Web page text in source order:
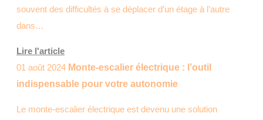
souvent des difficultés à se déplacer d’un étage à l’autre
dans…
Lire l'article
01 août 2024 Monte-escalier électrique : l’outil
indispensable pour votre autonomie
Le monte-escalier électrique est devenu une solution